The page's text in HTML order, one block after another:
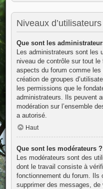
Niveaux
Que sont les
Les administrateurs sont les
niveau de contrôle sur tout
aspects du forum comme
création de groupes
les permissions que le
administrateurs. Ils peuvent
modération sur l’ensemble
a autorisé.
Haut
Que sont les modérateurs ?
Les modérateurs sont des
dont le travail consiste à
fonctionnement du forum. Ils
supprimer des messages, de